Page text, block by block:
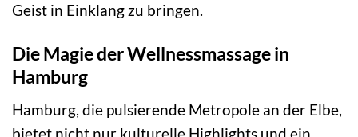
Geist in Einklang zu bringen.
Die Magie der Wellnessmassage in
Hamburg
Hamburg, die pulsierende Metropole an der Elbe,
bietet nicht nur kulturelle Highlights und ein